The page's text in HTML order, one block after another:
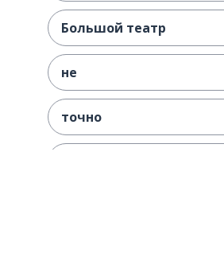
Большой театр
не
точно